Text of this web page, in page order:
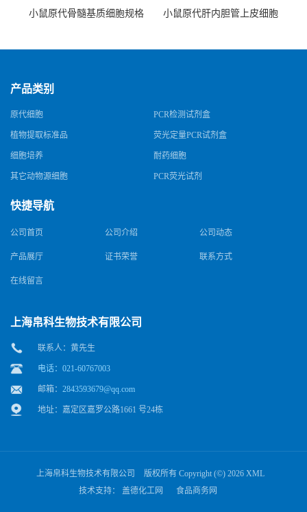
小鼠原代骨髓基质细胞规格
小鼠原代肝内胆管上皮细胞
产品类别
原代细胞 PCR检测试剂盒
植物提取标准品 荧光定量PCR试剂盒
细胞培养 耐药细胞
其它动物源细胞 PCR荧光试剂
快捷导航
公司首页 公司介绍 公司动态
产品展厅 证书荣誉 联系方式
在线留言
上海帛科生物技术有限公司
联系人：黄先生
电话：021-60767003
邮箱： 2843593679@qq.com
地址：嘉定区嘉罗公路1661 号24栋
上海帛科生物技术有限公司 版权所有 Copyright (©) 2026 XML
技术支持： 盖德化工网 食品商务网